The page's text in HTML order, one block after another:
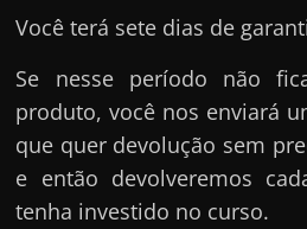
Você terá sete dias de
Se nesse período não
produto, você nos enviará
que quer devolução sem
e então devolveremos
tenha investido no curso.